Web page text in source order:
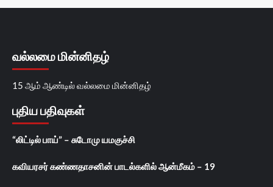
வல்லமை மின்னிதழ்
15 ஆம் ஆண்டில் வல்லமை மின்னிதழ்
புதிய பதிவுகள்
“லிட்டில் பாய்” – சுடோமு யமகுச்சி
கவியரசர் கண்ணதாசனின் பாடல்களில் ஆன்மீகம் – 19